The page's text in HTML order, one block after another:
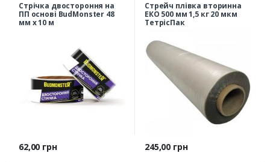
Стрічка двостороння на
ПП основі BudMonster 48
мм х 10 м
Ціна
62,00 грн
Стрейч плівка вторинна
ЕКО 500 мм 1,5 кг 20 мкм
ТетрісПак
Ціна
245,00 грн